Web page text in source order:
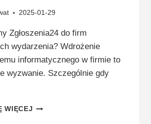
2025-01-29
Zgłoszenia24 do firm
wydarzenia? Wdrożenie
informatycznego w firmie to
wyzwanie. Szczególnie gdy
WIĘCEJ JAK